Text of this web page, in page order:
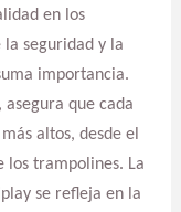
en los
la seguridad y la
importancia.
que cada
altos, desde el
los trampolines. La
se refleja en la